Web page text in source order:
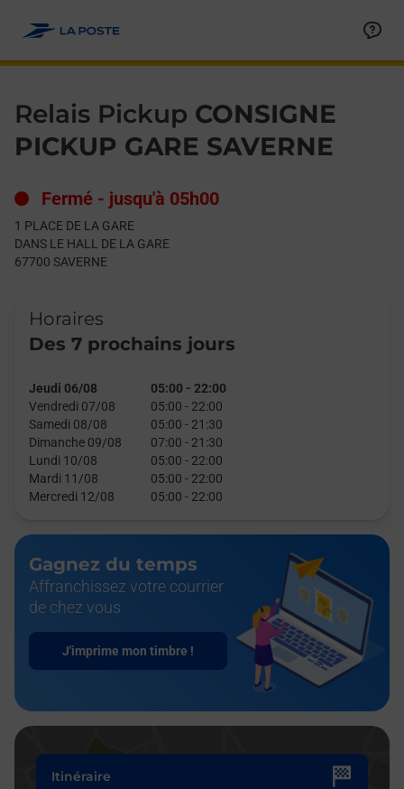
Relais Pickup CONSIGNE
PICKUP GARE SAVERNE
Fermé - jusqu'à 05h00
1 PLACE DE LA GARE
DANS LE HALL DE LA GARE
67700 SAVERNE
Horaires
Des 7 prochains jours
Jeudi 06/08 05:00 - 22:00
Vendredi 07/08
05:00 - 22:00
Samedi 08/08
05:00 - 21:30
Dimanche 09/08
07:00 - 21:30
Lundi 10/08
05:00 - 22:00
Mardi 11/08
05:00 - 22:00
Mercredi 12/08
05:00 - 22:00
Gagnez du temps
Affranchissez votre courrier
de chez vous
J'imprime mon timbre !
Itinéraire